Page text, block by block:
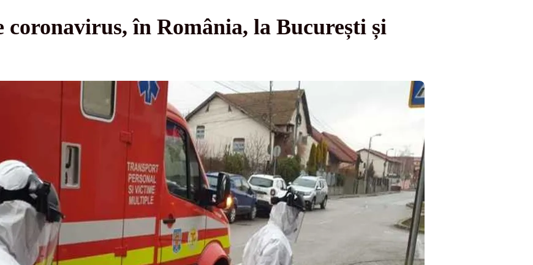
coronavirus, în România, la București și